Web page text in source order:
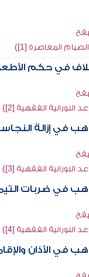
المعاصرة [1])
في حكم
الفقهية [2])
في إزالة
الفقهية [3])
في ضربات
الفقهية [4])
في الأذان